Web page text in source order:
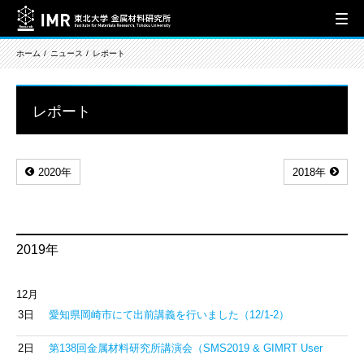
ホーム ニュース レポート
レポート
2020年 2018年
2019年
12月
3日
愛知県岡崎市にて出前講義を行いました（12/1-2）
2日
第138回金属材料研究所講演会（SMS2019 & GIMRT User